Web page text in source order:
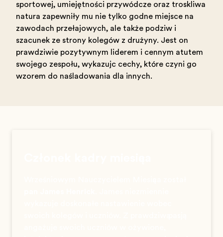
sportowej, umiejętności przywódcze oraz troskliwa
natura zapewniły mu nie tylko godne miejsce na
zawodach przełajowych, ale także podziw i
szacunek ze strony kolegów z drużyny. Jest on
prawdziwie pozytywnym liderem i cennym atutem
swojego zespołu, wykazując cechy, które czynią go
wzorem do naśladowania dla innych.